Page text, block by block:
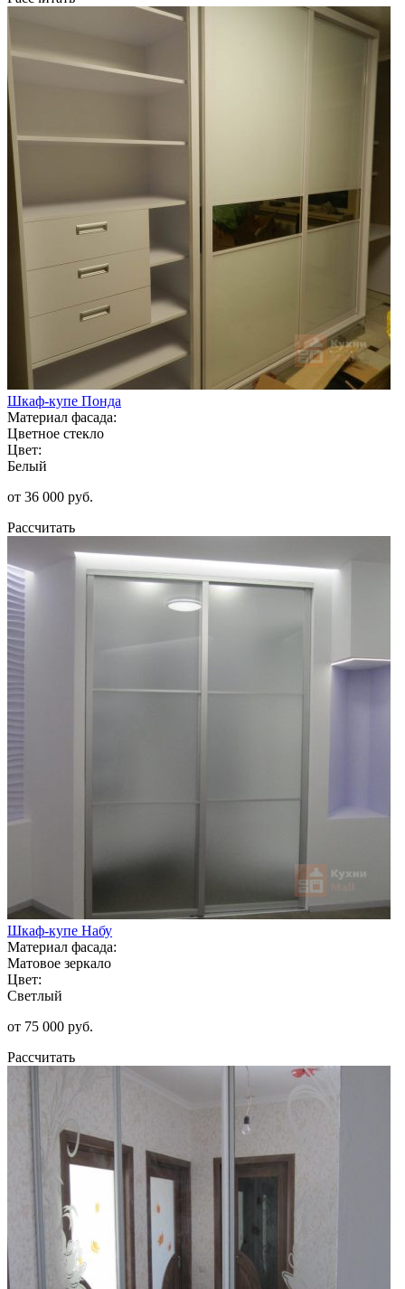
Шкаф-купе Понда
Материал фасада:
Цветное стекло
Цвет:
Белый
от 36 000 руб.
Рассчитать
Шкаф-купе Набу
Материал фасада:
Матовое зеркало
Цвет:
Светлый
от 75 000 руб.
Рассчитать